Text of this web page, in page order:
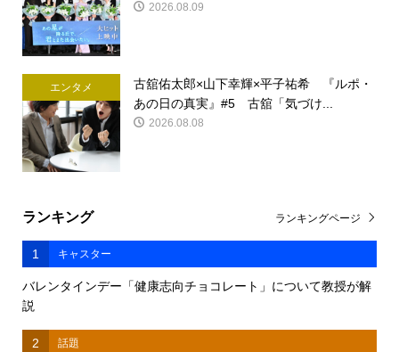
2026.08.09
エンタメ
古舘佑太郎×山下幸輝×平子祐希 『ルポ・
あの日の真実』#5 古舘「気づけ...
2026.08.08
ランキング
1 キャスター
バレンタインデー「健康志向チョコレート」について教授が解
説
2 話題
ランキングページ